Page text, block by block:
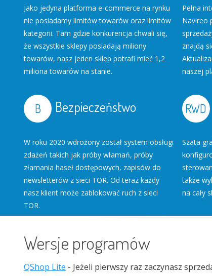
Jako jedyna platforma e-commerce na rynku
nie posiadamy limitów towarów oraz limitów
kategorii. Tam gdzie konkurencja chwali się,
że wszystkie sklepy posiadają miliony
towarów, nasz jeden sklep potrafi mieć 1,2
miliona towarów na stanie.
Pełna
Navireo
znajdą
naszej
Bezpieczeństwo
W roku 2020 wdrożony został system obsługi
zdażeń takich jak próby włamań, próby
złamania haseł dostępowych, zapisów do
newsletterów z sieci TOR. Od teraz każdy
nasz klient może zablokować ruch z sieci
TOR.
Szata
także
na cały
Wersje programów
QShop Lite - Jeżeli pierwszy raz zaczynasz